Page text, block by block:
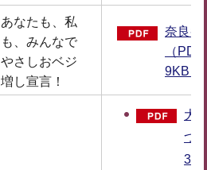
あなたも、私
も、みんなで
やさしおベジ
増し宣言！
奈良養
（
9KB）
大
つ
3